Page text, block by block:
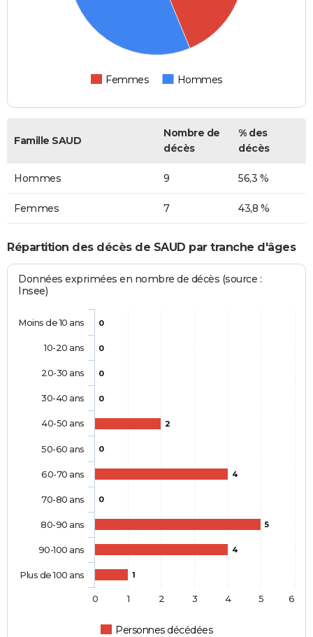
Femmes Hommes
Famille SAUD
Nombre de
décès
% des
décès
Hommes 9 56,3 %
Femmes 7 43,8 %
Répartition des décès de SAUD par tranche d'âges
Données exprimées en nombre de décès (source :
Insee)
0
0
0
0
2
0
4
0
5
4
1
Personnes décédées
Moins de 10 ans
10-20 ans
20-30 ans
30-40 ans
40-50 ans
50-60 ans
60-70 ans
70-80 ans
80-90 ans
90-100 ans
Plus de 100 ans
0 1 2 3 4 5 6